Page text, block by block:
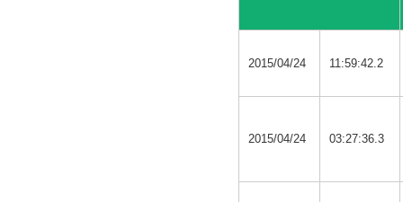
2015/04/24 11:59:42.2
2015/04/24 03:27:36.3